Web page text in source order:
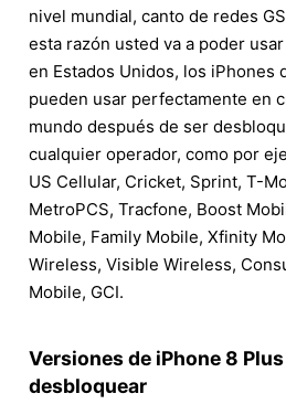
nivel mundial, canto de redes
esta razón usted va a poder
en Estados Unidos, los iPhones
pueden usar perfectamente en
mundo después de ser
cualquier operador, como por
US Cellular, Cricket, Sprint, T-
MetroPCS, Tracfone, Boost
Mobile, Family Mobile, Xfinity
Wireless, Visible Wireless,
Mobile, GCI.
Versiones de iPhone 8
desbloquear